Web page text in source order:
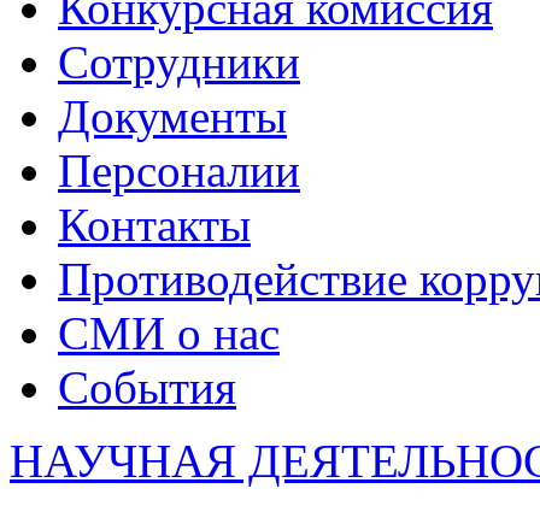
Сотрудники
Документы
Персоналии
Контакты
Противодействие
СМИ о нас
События
НАУЧНАЯ